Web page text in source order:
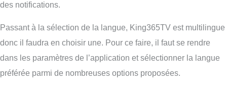
des notifications.
Passant à la sélection de la langue, King365TV est multilingue
donc il faudra en choisir une. Pour ce faire, il faut se rendre
dans les paramètres de l’application et sélectionner la langue
préférée parmi de nombreuses options proposées.